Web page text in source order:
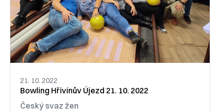
21. 10. 2022
Bowling Hřivínův Újezd 21. 10. 2022
Český svaz žen